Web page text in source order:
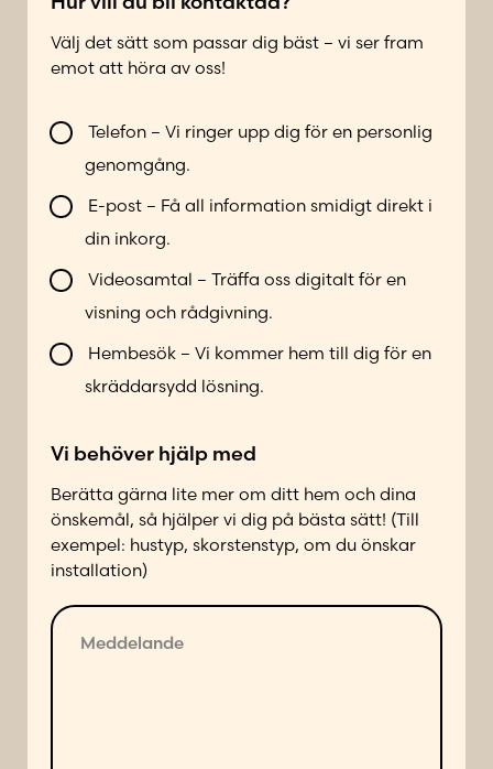
o
n
u
e
Välj det sätt som passar dig bäst – vi ser fram
emot att höra av oss!
V
i
l
b
i
n
t
d
p
å
f
ö
l
Telefon – Vi ringer upp dig för en personlig
genomgång.
E-post – Få all information smidigt direkt i
din inkorg.
Videosamtal – Träffa oss digitalt för en
visning och rådgivning.
Hembesök – Vi kommer hem till dig för en
skräddarsydd lösning.
Vi behöver hjälp med
Berätta gärna lite mer om ditt hem och dina
önskemål, så hjälper vi dig på bästa sätt! (Till
exempel: hustyp, skorstenstyp, om du önskar
installation)
M